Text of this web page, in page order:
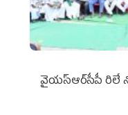
వైయ‌స్ఆర్‌సీపీ రిలే